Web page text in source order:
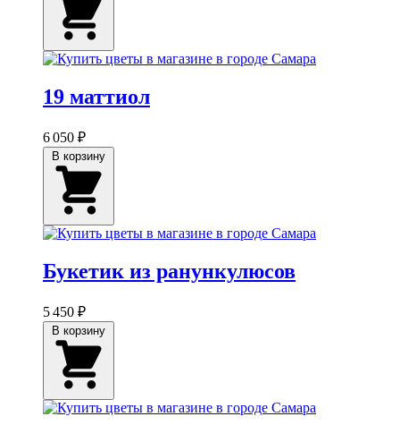
19 маттиол
6 050 ₽
Букетик из ранункулюсов
5 450 ₽